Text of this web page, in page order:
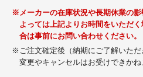
※メーカーの在庫状況や長期休業の
よっては上記よりお時間をいただ
合は事前にお問い合わせください。
※ご注文確定後（納期にご了解いた
変更やキャンセルはお受けできかね